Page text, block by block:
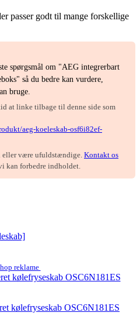
passer godt til mange forskellige
spørgsmål om "AEG integrerbart
så du bedre kan vurdere,
bruge.
at linke tilbage til denne side som
aeg-koeleskab-osf6i82ef-
eller være ufuldstændige. Kontakt os
kan forbedre indholdet.
reklame
kølefryseskab OSC6N181ES